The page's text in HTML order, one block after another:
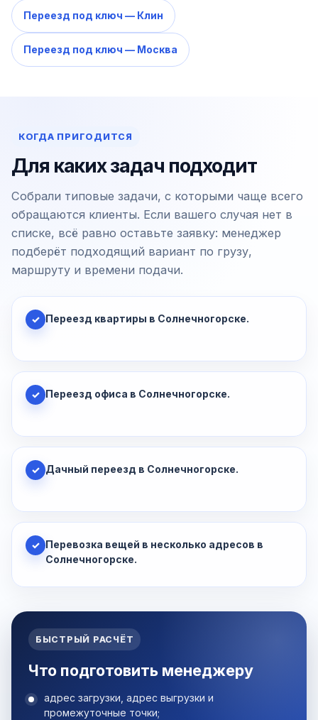
Переезд под ключ — Клин
Переезд под ключ — Москва
КОГДА ПРИГОДИТСЯ
Для каких задач подходит
Собрали типовые задачи, с которыми чаще всего
обращаются клиенты. Если вашего случая нет в
списке, всё равно оставьте заявку: менеджер
подберёт подходящий вариант по грузу,
маршруту и времени подачи.
✓ Переезд квартиры в Солнечногорске.
✓ Переезд офиса в Солнечногорске.
✓ Дачный переезд в Солнечногорске.
✓ Перевозка вещей в несколько адресов в
Солнечногорске.
БЫСТРЫЙ РАСЧЁТ
Что подготовить менеджеру
адрес загрузки, адрес выгрузки и
промежуточные точки;